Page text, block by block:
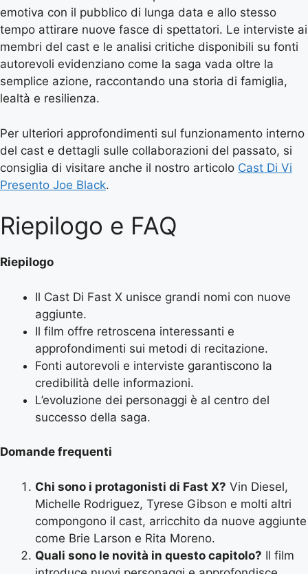
emotiva con il pubblico di lunga data e allo stesso
tempo attirare nuove fasce di spettatori. Le interviste ai
membri del cast e le analisi critiche disponibili su fonti
autorevoli evidenziano come la saga vada oltre la
semplice azione, raccontando una storia di famiglia,
lealtà e resilienza.
Per ulteriori approfondimenti sul funzionamento interno
del cast e dettagli sulle collaborazioni del passato, si
consiglia di visitare anche il nostro articolo Cast Di Vi
Presento Joe Black.
Riepilogo e FAQ
Riepilogo
Il Cast Di Fast X unisce grandi nomi con nuove
aggiunte.
Il film offre retroscena interessanti e
approfondimenti sui metodi di recitazione.
Fonti autorevoli e interviste garantiscono la
credibilità delle informazioni.
L’evoluzione dei personaggi è al centro del
successo della saga.
Domande frequenti
Chi sono i protagonisti di Fast X? Vin Diesel,
Michelle Rodriguez, Tyrese Gibson e molti altri
compongono il cast, arricchito da nuove aggiunte
come Brie Larson e Rita Moreno.
Quali sono le novità in questo capitolo? Il film